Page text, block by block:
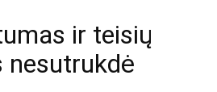
ir teisių
nesutrukdė